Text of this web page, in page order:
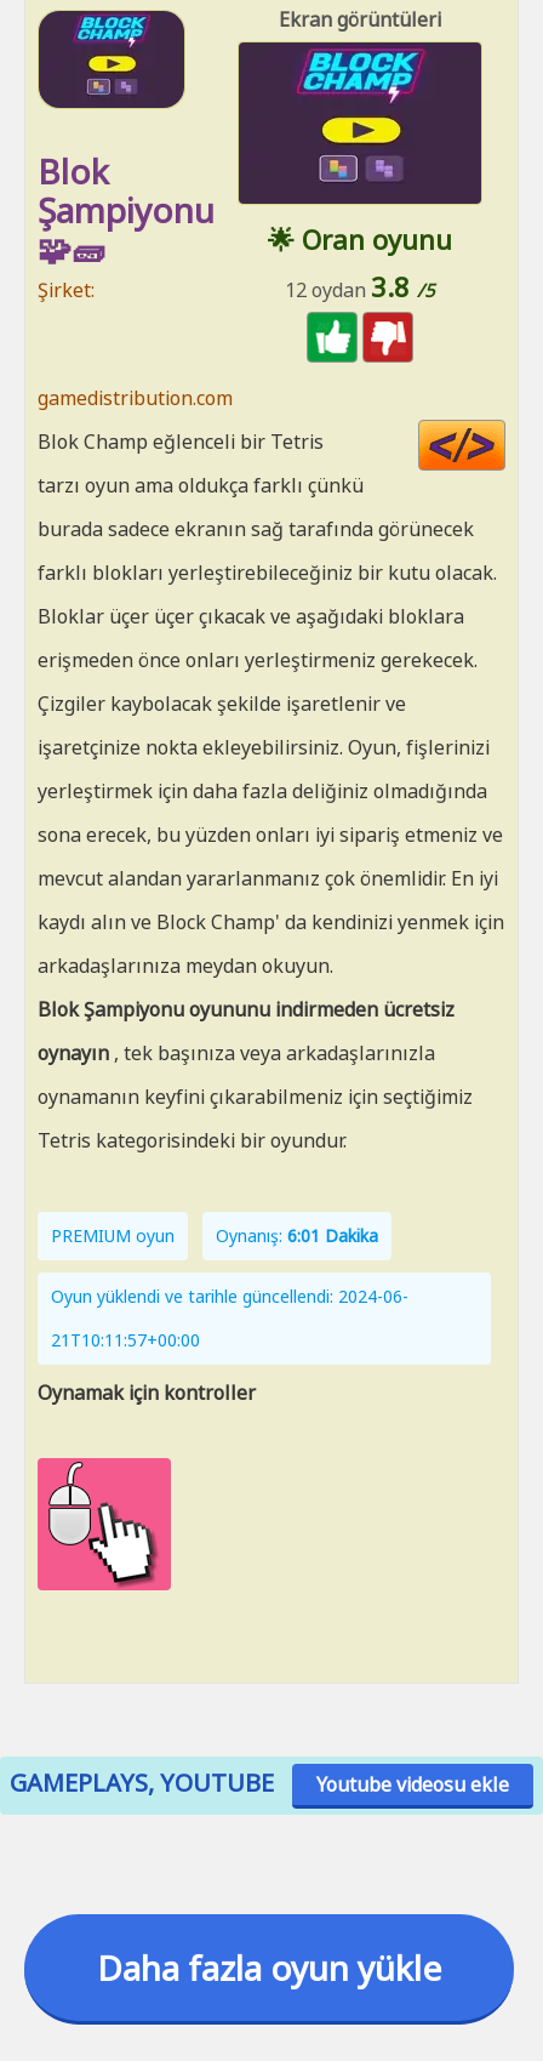
Ekran görüntüleri
🌟 Oran oyunu
12 oydan 3.8 /5
Blok
Şampiyonu
🧩🧱
Şirket:
gamedistribution.com
Blok Champ eğlenceli bir Tetris
tarzı oyun ama oldukça farklı çünkü
burada sadece ekranın sağ tarafında görünecek
farklı blokları yerleştirebileceğiniz bir kutu olacak.
Bloklar üçer üçer çıkacak ve aşağıdaki bloklara
erişmeden önce onları yerleştirmeniz gerekecek.
Çizgiler kaybolacak şekilde işaretlenir ve
işaretçinize nokta ekleyebilirsiniz. Oyun, fişlerinizi
yerleştirmek için daha fazla deliğiniz olmadığında
sona erecek, bu yüzden onları iyi sipariş etmeniz ve
mevcut alandan yararlanmanız çok önemlidir. En iyi
kaydı alın ve Block Champ' da kendinizi yenmek için
arkadaşlarınıza meydan okuyun.
Blok Şampiyonu oyununu indirmeden ücretsiz
oynayın , tek başınıza veya arkadaşlarınızla
oynamanın keyfini çıkarabilmeniz için seçtiğimiz
Tetris kategorisindeki bir oyundur.
PREMIUM oyun Oynanış: 6:01 Dakika
Oyun yüklendi ve tarihle güncellendi: 2024-06-
21T10:11:57+00:00
Oynamak için kontroller
GAMEPLAYS, YOUTUBE Youtube videosu ekle
Daha fazla oyun yükle